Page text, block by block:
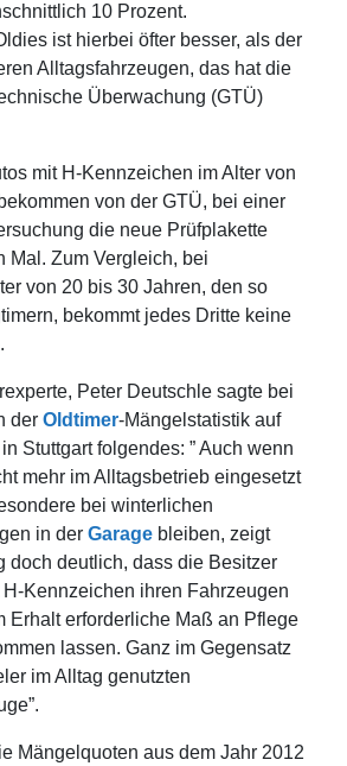
10 Prozent.
ist hierbei öfter besser, als der
Alltagsfahrzeugen, das hat die
Überwachung (GTÜ)
mit H-Kennzeichen im Alter von
von der GTÜ, bei einer
die neue Prüfplakette
Mal. Zum Vergleich, bei
von 20 bis 30 Jahren, den so
bekommt jedes Dritte keine
Peter Deutschle sagte bei
der Oldtimer-Mängelstatistik auf
Stuttgart folgendes: ” Auch wenn
mehr im Alltagsbetrieb eingesetzt
bei winterlichen
in der Garage bleiben, zeigt
doch deutlich, dass die Besitzer
Kennzeichen ihren Fahrzeugen
Erhalt erforderliche Maß an Pflege
lassen. Ganz im Gegensatz
im Alltag genutzten
Mängelquoten aus dem Jahr 2012